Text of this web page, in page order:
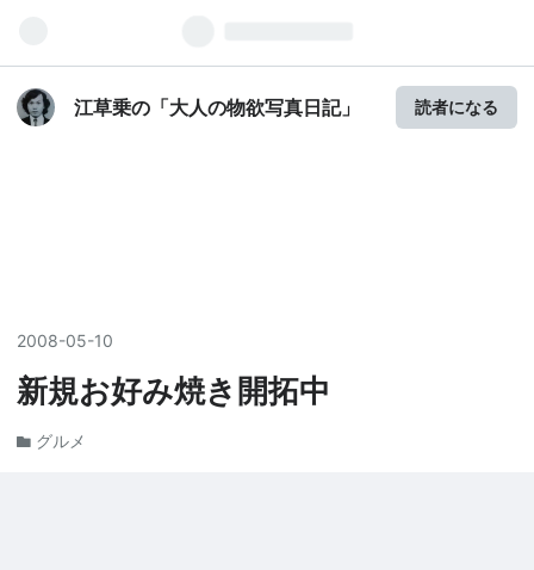
江草乗の「大人の物欲写真日記」 読者になる
2008-05-10
新規お好み焼き開拓中
グルメ